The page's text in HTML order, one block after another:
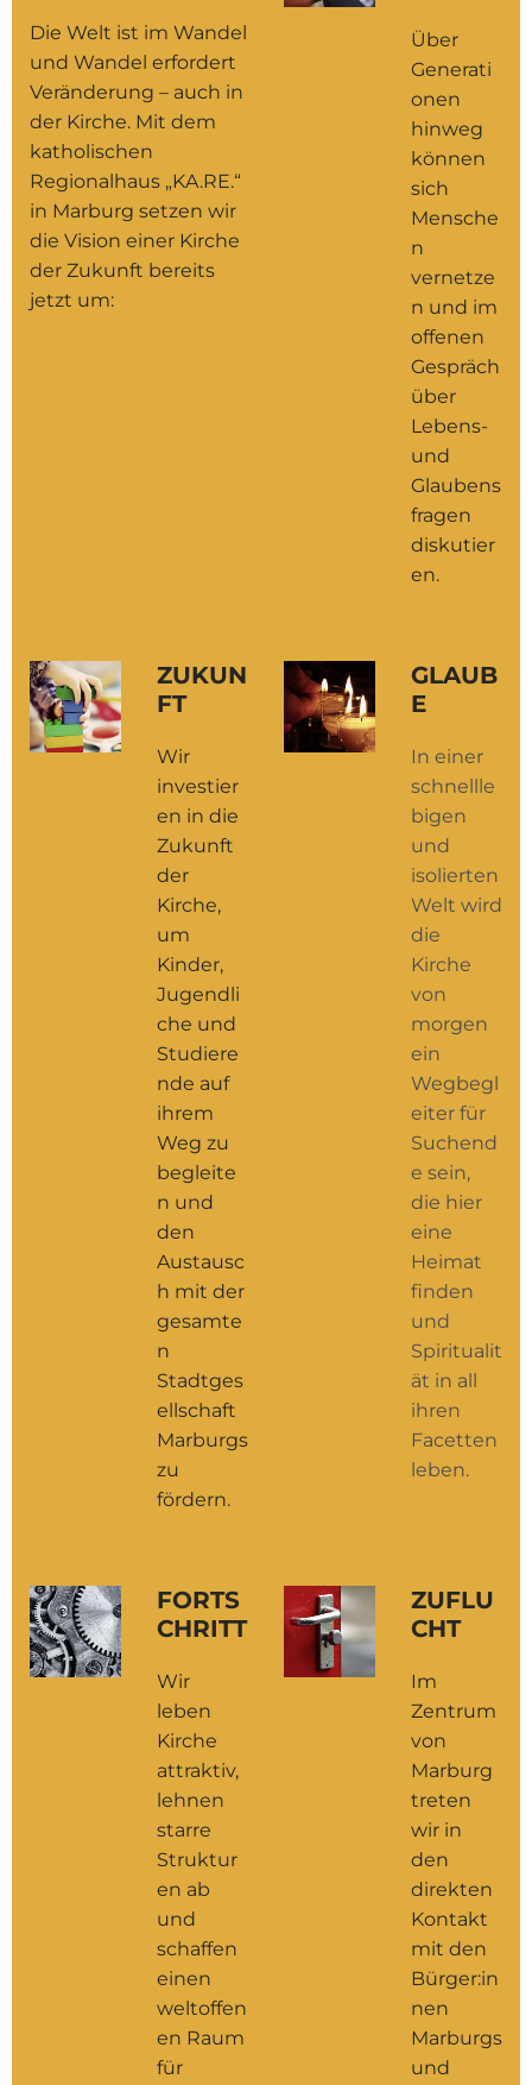
Die Welt ist im Wandel
und Wandel erfordert
Veränderung – auch in
der Kirche. Mit dem
katholischen
Regionalhaus „KA.RE.“
in Marburg setzen wir
die Vision einer Kirche
der Zukunft bereits
jetzt um:
Über
Generati
onen
hinweg
können
sich
Mensche
n
vernetze
n und im
offenen
Gespräch
über
Lebens-
und
Glaubens
fragen
diskutier
en.
ZUKUN
FT
Wir
investier
en in die
Zukunft
der
Kirche,
um
Kinder,
Jugendli
che und
Studiere
nde auf
ihrem
Weg zu
begleite
n und
den
Austausc
h mit der
gesamte
n
Stadtges
ellschaft
Marburgs
zu
fördern.
GLAUB
E
In einer
schnellle
bigen
und
isolierten
Welt wird
die
Kirche
von
morgen
ein
Wegbegl
eiter für
Suchend
e sein,
die hier
eine
Heimat
finden
und
Spiritualit
ät in all
ihren
Facetten
leben.
FORTS
CHRITT
Wir
leben
Kirche
attraktiv,
lehnen
starre
Struktur
en ab
und
schaffen
einen
weltoffen
en Raum
für
ZUFLU
CHT
Im
Zentrum
von
Marburg
treten
wir in
den
direkten
Kontakt
mit den
Bürger:in
nen
Marburgs
und